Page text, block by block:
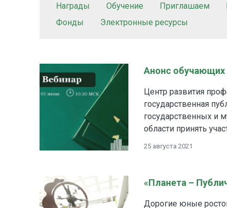
Награды
Обучение Приглашаем
Фонды
Электронные ресурсы
Анонс обучающих
Центр развития
государственная
государственных и
области принять
25 августа 2021
«Планета –
Дорогие юные